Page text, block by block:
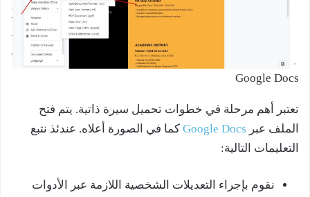
Google Docs
تعتبر أهم مرحلة في خطوات تحميل سيرة ذاتية. يتم فتح
الملف عبر Google Docs كما في الصورة أعلاه. عندئذ نتبع
التعليمات التالية:
نقوم بإجراء التعديلات الشخصية اللازمة عبر الأدوات